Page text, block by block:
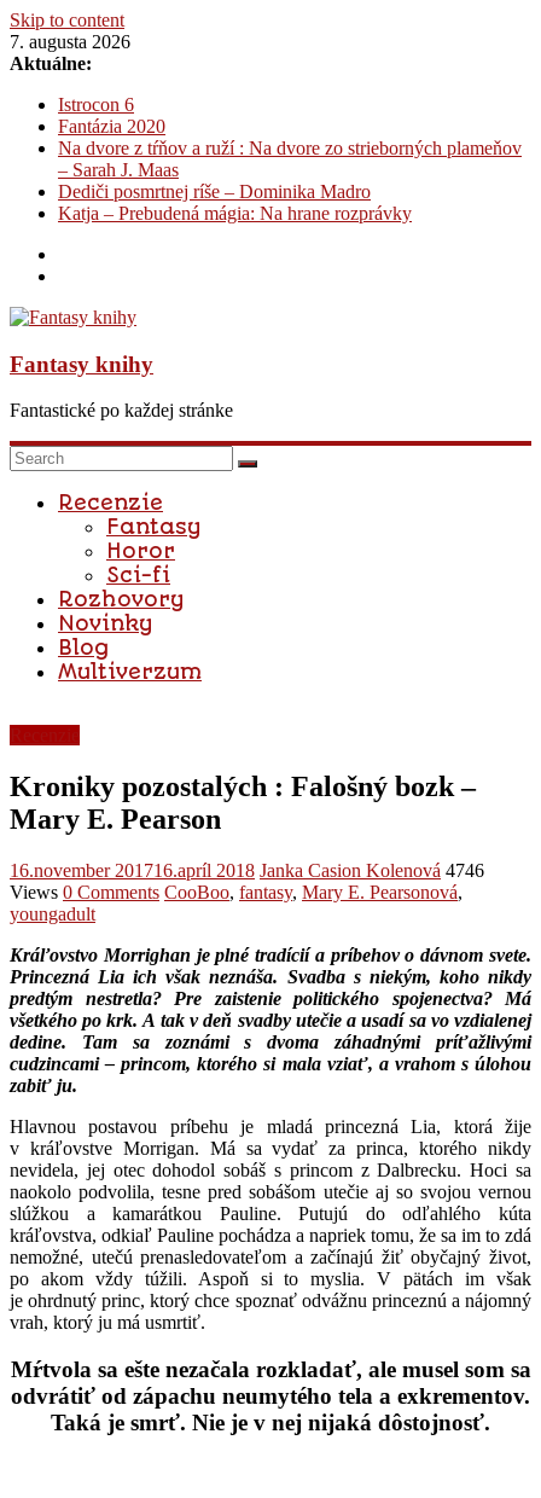
Skip to content
7. augusta 2026
Aktuálne:
Istrocon 6
Fantázia 2020
Na dvore z tŕňov a ruží : Na dvore zo strieborných plameňov
– Sarah J. Maas
Dediči posmrtnej ríše – Dominika Madro
Katja – Prebudená mágia: Na hrane rozprávky
Fantasy knihy
Fantastické po každej stránke
Recenzie
Fantasy
Horor
Sci-fi
Rozhovory
Novinky
Blog
Multiverzum
Kroniky pozostalých : Falošný bozk –
Mary E. Pearson
16.november 201716.apríl 2018 Janka Casion Kolenová 4746
Views 0 Comments CooBoo, fantasy, Mary E. Pearsonová,
youngadult
Kráľovstvo Morrighan je plné tradícií a príbehov o dávnom svete.
Princezná Lia ich však neznáša. Svadba s niekým, koho nikdy
predtým nestretla? Pre zaistenie politického spojenectva? Má
všetkého po krk. A tak v deň svadby utečie a usadí sa vo vzdialenej
dedine. Tam sa zoznámi s dvoma záhadnými príťažlivými
cudzincami – princom, ktorého si mala vziať, a vrahom s úlohou
zabiť ju.
Hlavnou postavou príbehu je mladá princezná Lia, ktorá žije
v kráľovstve Morrigan. Má sa vydať za princa, ktorého nikdy
nevidela, jej otec dohodol sobáš s princom z Dalbrecku. Hoci sa
naokolo podvolila, tesne pred sobášom utečie aj so svojou vernou
slúžkou a kamarátkou Pauline. Putujú do odľahlého kúta
kráľovstva, odkiaľ Pauline pochádza a napriek tomu, že sa im to zdá
nemožné, utečú prenasledovateľom a začínajú žiť obyčajný život,
po akom vždy túžili. Aspoň si to myslia. V pätách im však
je ohrdnutý princ, ktorý chce spoznať odvážnu princeznú a nájomný
vrah, ktorý ju má usmrtiť.
Mŕtvola sa ešte nezačala rozkladať, ale musel som sa
odvrátiť od zápachu neumytého tela a exkrementov.
Taká je smrť. Nie je v nej nijaká dôstojnosť.